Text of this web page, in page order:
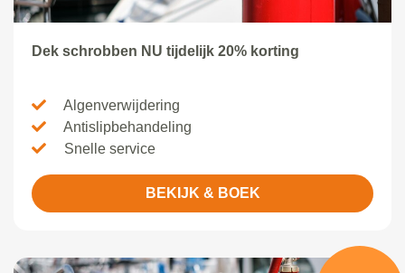
Dek schrobben NU tijdelijk 20% korting
Algenverwijdering
Antislipbehandeling
Snelle service
BEKIJK & BOEK